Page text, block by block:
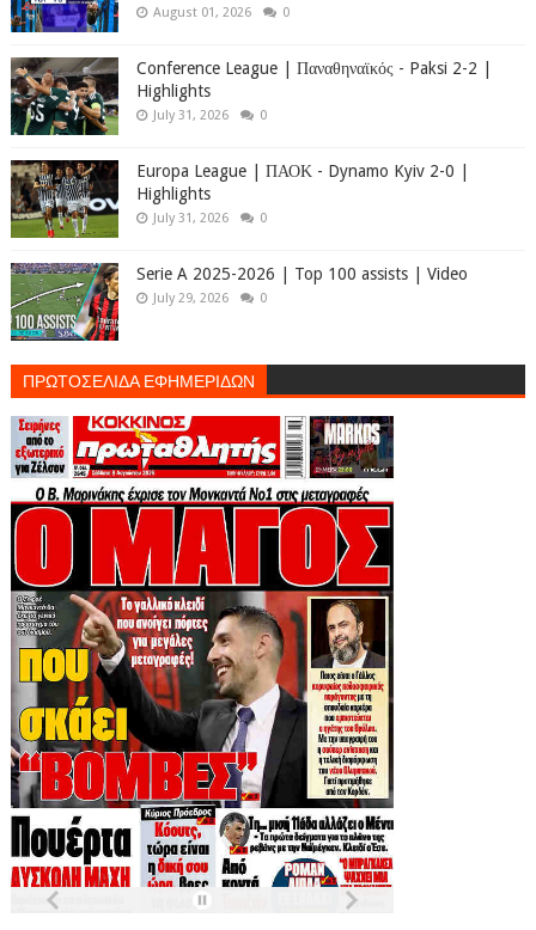
August 01, 2026 0
Conference League | Παναθηναϊκός - Paksi 2-2 |
Highlights
July 31, 2026 0
Europa League | ΠΑΟΚ - Dynamo Kyiv 2-0 |
Highlights
July 31, 2026 0
Serie A 2025-2026 | Top 100 assists | Video
July 29, 2026 0
ΠΡΩΤΟΣΕΛΙΔΑ ΕΦΗΜΕΡΙΔΩΝ